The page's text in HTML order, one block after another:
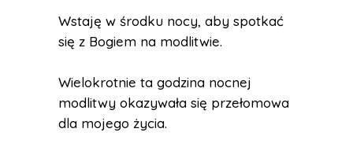
Wstaję w środku nocy, aby spotkać
się z Bogiem na modlitwie.
Wielokrotnie ta godzina nocnej
modlitwy okazywała się przełomowa
dla mojego życia.